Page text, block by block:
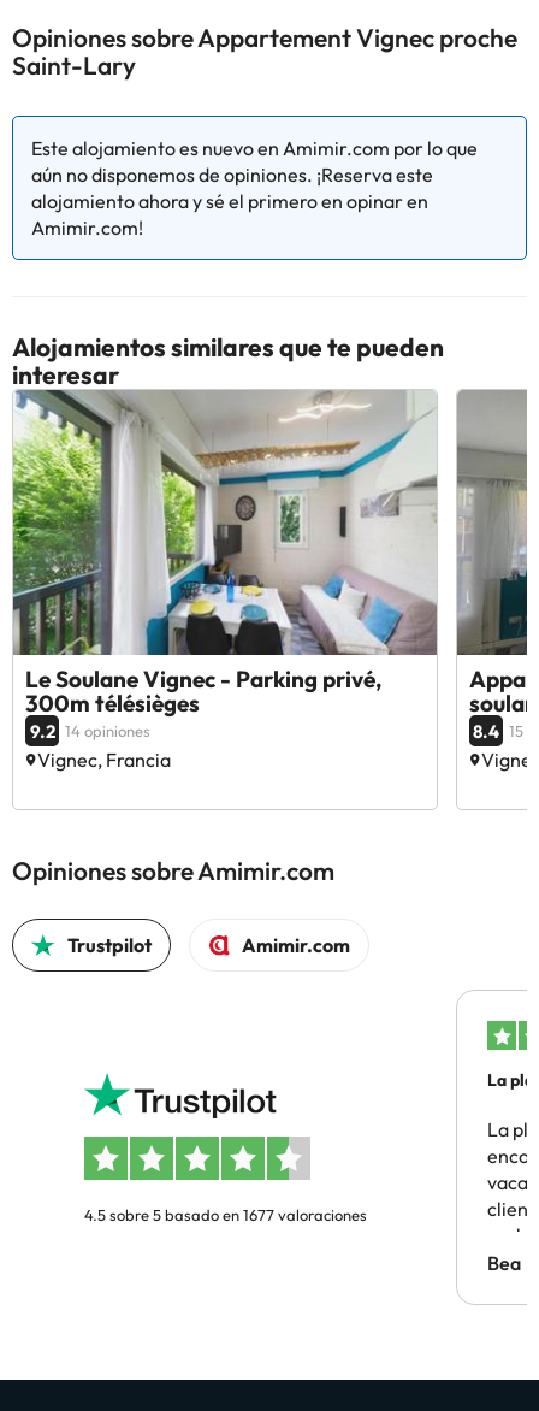
información de esta ficha está sujeta a cambios por parte del
alojamiento. Si tienes dudas, contáctanos.
Opiniones sobre Appartement Vignec proche
Saint-Lary
Este alojamiento es nuevo en Amimir.com por lo que
aún no disponemos de opiniones. ¡Reserva este
alojamiento ahora y sé el primero en opinar en
Amimir.com!
Alojamientos similares que te pueden
interesar
Le Soulane Vignec - Parking privé,
300m télésièges
9.2 14 opiniones
Vignec, Francia
8.4 15
Opiniones sobre Amimir.com
Trustpilot Amimir.com
4.5 sobre 5 basado en 1677 valoraciones
La
La
Bea